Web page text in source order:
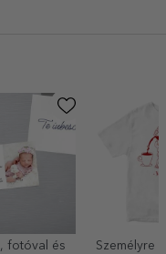
fotóval és
Személyre